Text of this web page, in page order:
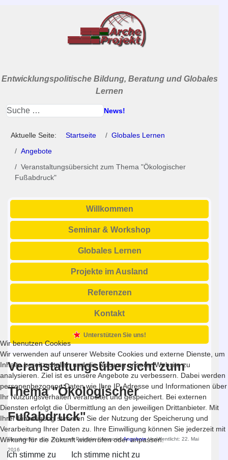
Entwicklungspolitische Bildung, Beratung und Globales
Lernen
News!
Aktuelle Seite: Startseite
Globales Lernen
Angebote
Veranstaltungsübersicht zum Thema "Ökologischer
Fußabdruck"
Willkommen
Seminar & Workshop
Globales Lernen
Projekte im Ausland
Referenzen
Kontakt
Unterstützen Sie uns!
Veranstaltungsübersicht zum
Thema "Ökologischer
Fußabdruck"
Geschrieben von: Johannes Peschke Kategorie:Angebote Veröffentlicht: 22. Mai
2016
Wir benutzen Cookies
Wir verwenden auf unserer Website Cookies und externe Dienste, um
Inhalte bereitzustellen und die Nutzung unserer Website zu
analysieren. Ziel ist es unsere Angebote zu verbessern. Dabei werden
personenbezogene Daten wie Ihre IP-Adresse und Informationen über
Ihr Nutzungsverhalten verarbeitet und gespeichert. Bei externen
Diensten erfolgt die Übermittlung an den jeweiligen Drittanbieter. Mit
Ihrer Einwilligung stimmen Sie der Nutzung der Speicherung und
Verarbeitung Ihrer Daten zu. Ihre Einwilligung können Sie jederzeit mit
Wirkung für die Zukunft widerrufen oder anpassen.
Ich stimme zu Ich stimme nicht zu